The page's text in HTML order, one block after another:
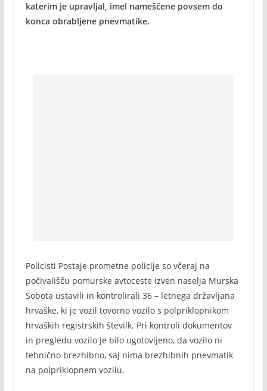
katerim je upravljal, imel nameščene povsem do
konca obrabljene pnevmatike.
Policisti Postaje prometne policije so včeraj na
počivališču pomurske avtoceste izven naselja Murska
Sobota ustavili in kontrolirali 36 – letnega državljana
hrvaške, ki je vozil tovorno vozilo s polpriklopnikom
hrvaških registrskih številk. Pri kontroli dokumentov
in pregledu vozilo je bilo ugotovljeno, da vozilo ni
tehnično brezhibno, saj nima brezhibnih pnevmatik
na polpriklopnem vozilu.